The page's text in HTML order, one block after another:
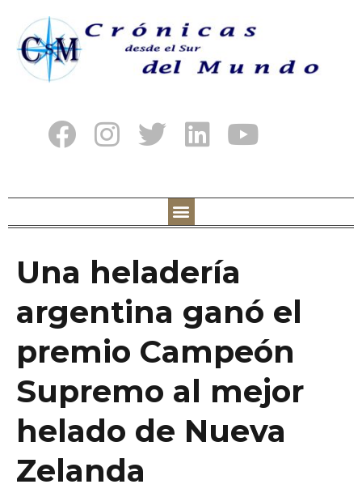
Una heladería
argentina ganó el
premio Campeón
Supremo al mejor
helado de Nueva
Zelanda